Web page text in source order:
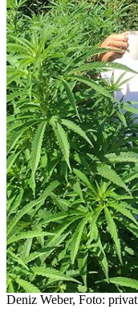
Deniz Weber, Foto: privat